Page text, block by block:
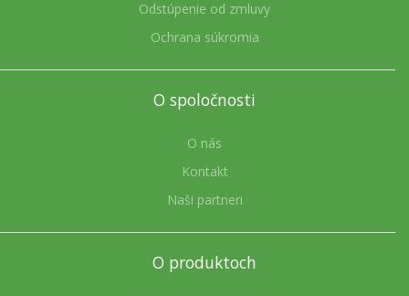
Odstúpenie od zmluvy
Ochrana súkromia
O spoločnosti
O nás
Kontakt
Naši partneri
O produktoch